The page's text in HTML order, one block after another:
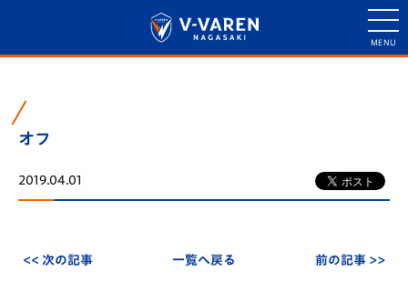
オフ
2019.04.01
<< 次の記事 一覧へ戻る 前の記事 >>